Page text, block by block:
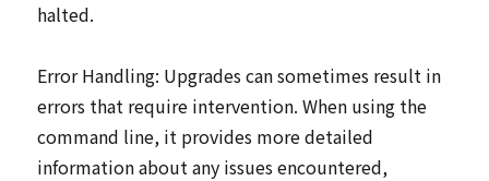
halted.
Error Handling: Upgrades can sometimes result in
errors that require intervention. When using the
command line, it provides more detailed
information about any issues encountered,